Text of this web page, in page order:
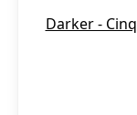
Darker -